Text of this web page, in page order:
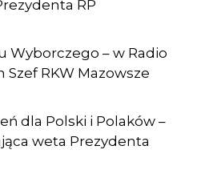
RP
Wyborczego – w Radio
RKW Mazowsze
dla Polski i Polaków –
weta Prezydenta